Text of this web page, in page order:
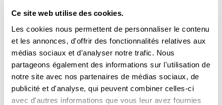
Ce site web utilise des cookies.
Les cookies nous permettent de personnaliser le contenu
et les annonces, d'offrir des fonctionnalités relatives aux
médias sociaux et d'analyser notre trafic. Nous
partageons également des informations sur l'utilisation de
notre site avec nos partenaires de médias sociaux, de
publicité et d'analyse, qui peuvent combiner celles-ci
avec d'autres informations que vous leur avez fournies
Pour les voir, veuillez changer vos
préférences.
CHANGER MES PRÉFÉRENCES